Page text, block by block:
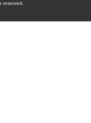
reserved.